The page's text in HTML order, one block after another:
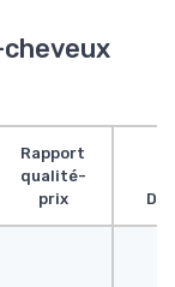
Rapport
qualité-
prix